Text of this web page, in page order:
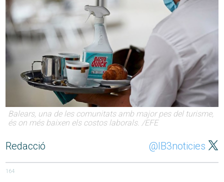
Balears, una de les comunitats amb major pes del turisme,
és on més baixen els costos laborals. /EFE
Redacció @IB3noticies
164